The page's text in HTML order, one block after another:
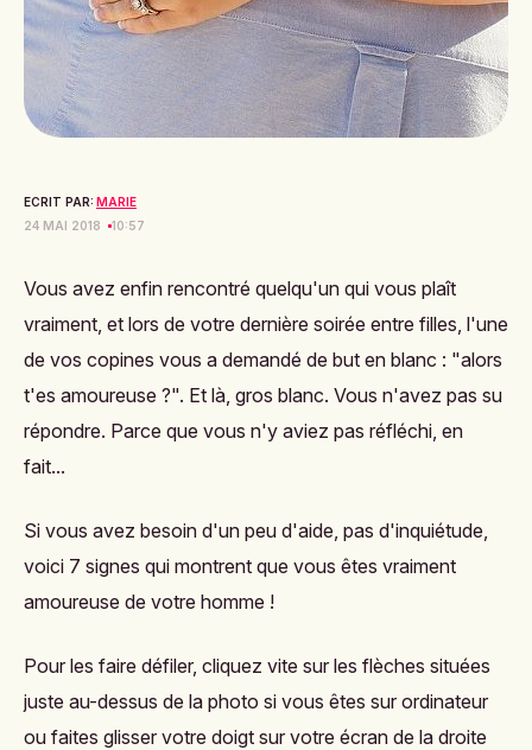
ECRIT PAR: MARIE
24 MAI 2018
10:57
Vous avez enfin rencontré quelqu'un qui vous plaît
vraiment, et lors de votre dernière soirée entre filles, l'une
de vos copines vous a demandé de but en blanc : "alors
t'es amoureuse ?". Et là, gros blanc. Vous n'avez pas su
répondre. Parce que vous n'y aviez pas réfléchi, en
fait...
Si vous avez besoin d'un peu d'aide, pas d'inquiétude,
voici 7 signes qui montrent que vous êtes vraiment
amoureuse de votre homme !
Pour les faire défiler, cliquez vite sur les flèches situées
juste au-dessus de la photo si vous êtes sur ordinateur
ou faites glisser votre doigt sur votre écran de la droite